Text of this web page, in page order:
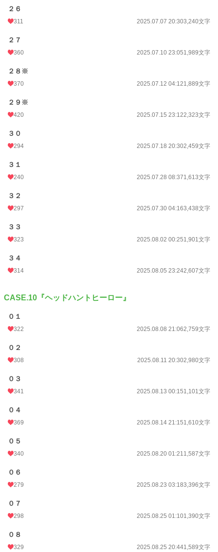
２６
311 2025.07.07 20:303,240文字
２７
360 2025.07.10 23:051,989文字
２８※
370 2025.07.12 04:121,889文字
２９※
420 2025.07.15 23:122,323文字
３０
294 2025.07.18 20:302,459文字
３１
240 2025.07.28 08:371,613文字
３２
297 2025.07.30 04:163,438文字
３３
323 2025.08.02 00:251,901文字
３４
314 2025.08.05 23:242,607文字
CASE.10『ヘッドハントヒーロー』
０１
322 2025.08.08 21:062,759文字
０２
308 2025.08.11 20:302,980文字
０３
341 2025.08.13 00:151,101文字
０４
369 2025.08.14 21:151,610文字
０５
340 2025.08.20 01:211,587文字
０６
279 2025.08.23 03:183,396文字
０７
298 2025.08.25 01:101,390文字
０８
329 2025.08.25 20:441,589文字